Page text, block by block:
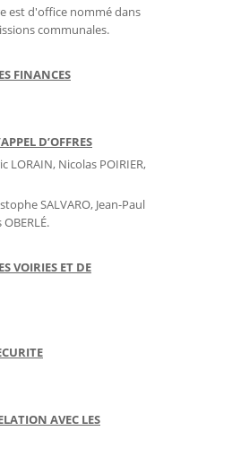
est d'office nommé dans
communales.
FINANCES
D’OFFRES
LORAIN, Nicolas POIRIER,
SALVARO, Jean-Paul
OBERLÉ.
VOIRIES ET DE
AVEC LES